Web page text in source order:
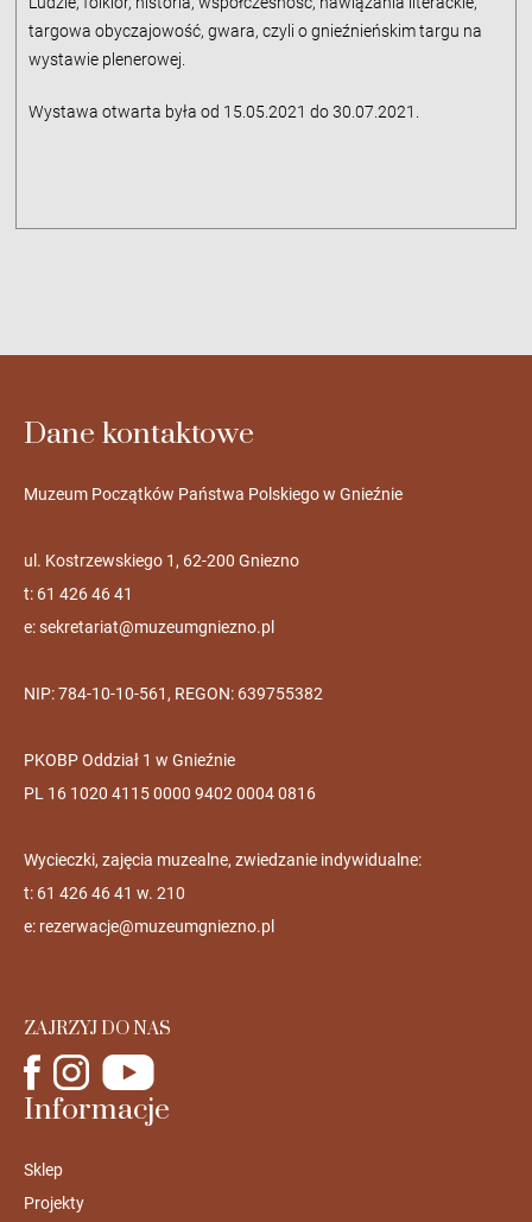
targowa obyczajowość, gwara, czyli o gnieźnieńskim targu na
wystawie plenerowej.
Wystawa otwarta była od 15.05.2021 do 30.07.2021.
Dane kontaktowe
Muzeum Początków Państwa Polskiego w Gnieźnie
ul. Kostrzewskiego 1, 62-200 Gniezno
t: 61 426 46 41
e:sekretariat@muzeumgniezno.pl
NIP: 784-10-10-561, REGON: 639755382
PKOBP Oddział 1 w Gnieźnie
PL 16 1020 4115 0000 9402 0004 0816
Wycieczki, zajęcia muzealne, zwiedzanie indywidualne:
t: 61 426 46 41 w. 210
e: rezerwacje@muzeumgniezno.pl
ZAJRZYJ DO NAS
Informacje
Sklep
Projekty